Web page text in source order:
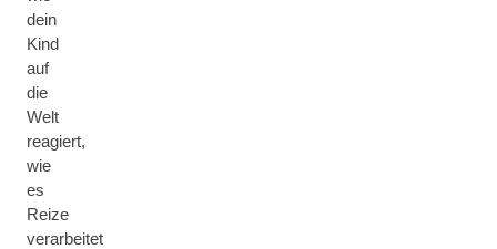
dein
Kind
auf
die
Welt
reagiert,
wie
es
Reize
verarbeitet